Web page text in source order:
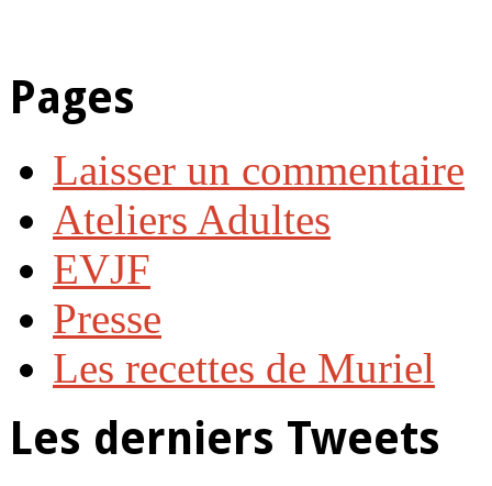
Pages
Laisser un commentaire
Ateliers Adultes
EVJF
Presse
Les recettes de Muriel
Les derniers Tweets